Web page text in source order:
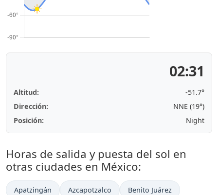
02:31
Altitud:
-51.7°
Dirección:
NNE (19°)
Posición:
Night
Horas de salida y puesta del sol en
otras ciudades en México:
Apatzingán Azcapotzalco Benito Juárez